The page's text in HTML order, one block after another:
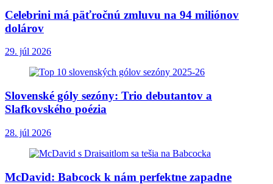
Celebrini má päťročnú zmluvu na 94 miliónov
dolárov
29. júl 2026
Slovenské góly sezóny: Trio debutantov a
Slafkovského poézia
28. júl 2026
McDavid: Babcock k nám perfektne zapadne